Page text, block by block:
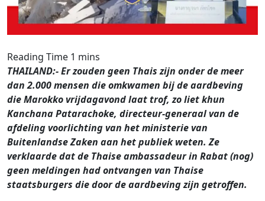
THAILAND:- Er zouden geen Thais zijn onder de meer
dan 2.000 mensen die omkwamen bij de aardbeving
die Marokko vrijdagavond laat trof, zo liet khun
Kanchana Patarachoke, directeur-generaal van de
afdeling voorlichting van het ministerie van
Buitenlandse Zaken aan het publiek weten. Ze
verklaarde dat de Thaise ambassadeur in Rabat (nog)
geen meldingen had ontvangen van Thaise
staatsburgers die door de aardbeving zijn getroffen.